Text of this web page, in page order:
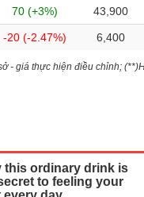
70 (+3%) 43,900
-20 (-2.47%) 6,400
- giá thực hiện điều chỉnh;